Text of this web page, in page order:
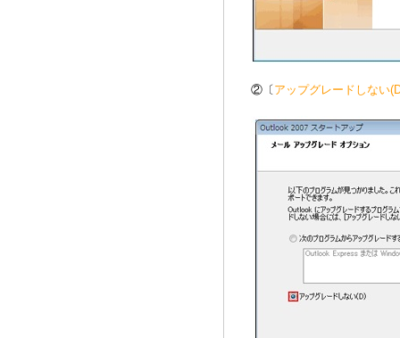
②〔 アップグレードしない